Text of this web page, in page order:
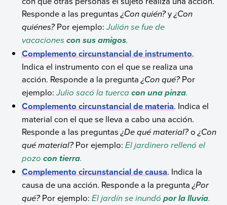
Responde a las preguntas¿Con quién?y¿Con
quiénes?Por ejemplo:Julián se fue de
vacacionescon sus amigos.
Complemento circunstancial de instrumento.
Indica el instrumento con el que se realiza una
acción. Responde a la pregunta¿Con qué?Por
ejemplo: Julio sacó la tuercacon una pinza.
Complemento circunstancial de materia. Indica el
material con el que se lleva a cabo una acción.
Responde a las preguntas¿De qué material?o¿Con
qué material?Por ejemplo: El jardinero rellenó el
pozocon tierra.
Complemento circunstancial de causa. Indica la
causa de una acción. Responde a la pregunta¿Por
qué?Por ejemplo:El jardín se inundó por la lluvia.